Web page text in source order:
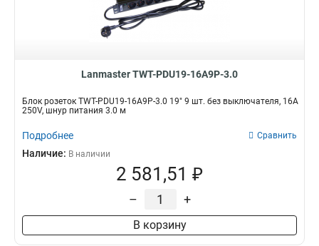
Lanmaster TWT-PDU19-16A9P-3.0
Блок розеток TWT-PDU19-16A9P-3.0 19" 9 шт. без выключателя, 16A
250V, шнур питания 3.0 м
Подробнее Сравнить
Наличие: В наличии
2 581,51 ₽
– +
В корзину